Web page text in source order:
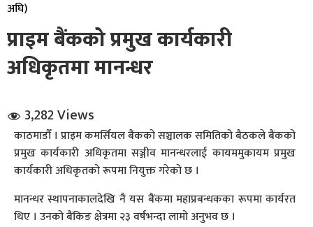
संवाद
अघि)
प्राइम बैंकको प्रमुख कार्यकारी
अधिकृतमा मानन्धर
3,282 Views
काठमाडौँ । प्राइम कमर्सियल बैंकको सञ्चालक समितिको बैठकले बैंकको
प्रमुख कार्यकारी अधिकृतमा सञ्जीव मानन्धरलाई कायममुकायम प्रमुख
कार्यकारी अधिकृतको रूपमा नियुक्त गरेको छ ।
मानन्धर स्थापनाकालदेखि नै यस बैंकमा महाप्रबन्धकका रूपमा कार्यरत
थिए । उनको बैंकिङ क्षेत्रमा २३ वर्षभन्दा लामो अनुभव छ ।